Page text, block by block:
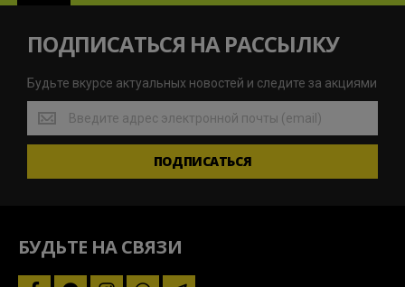
ПОДПИСАТЬСЯ НА РАССЫЛКУ
Будьте вкурсе актуальных новостей и следите за акциями
Будьте
вкурсе
актуальных
и
ПОДПИСАТЬСЯ
БУДЬТЕ НА СВЯЗИ